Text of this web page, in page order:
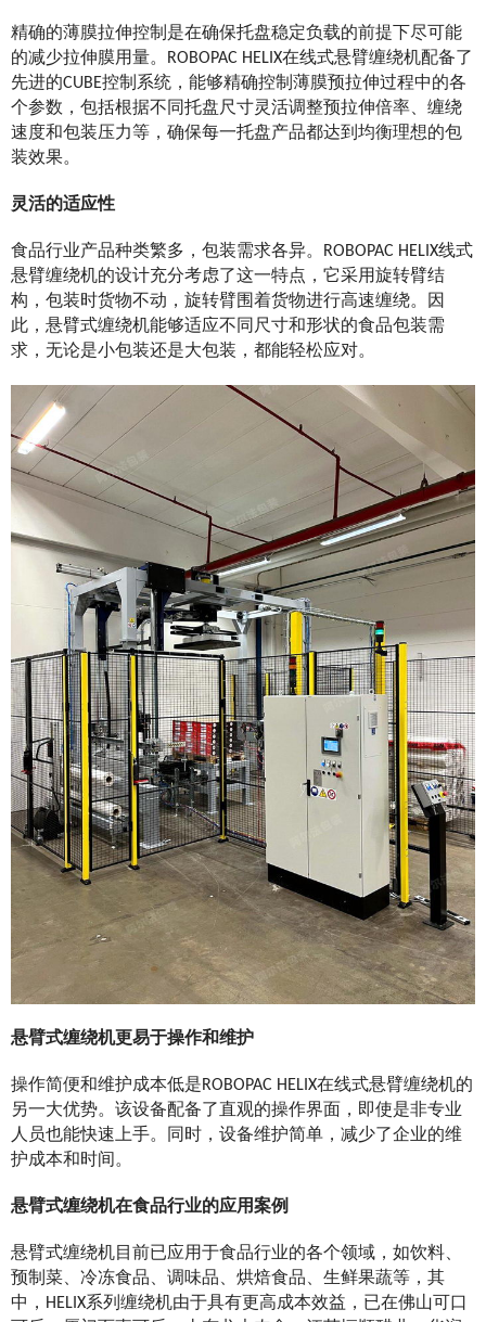
精确的薄膜拉伸控制是在确保托盘稳定负载的前提下尽可能
的减少拉伸膜用量。ROBOPAC HELIX在线式悬臂缠绕机配备了
先进的CUBE控制系统，能够精确控制薄膜预拉伸过程中的各
个参数，包括根据不同托盘尺寸灵活调整预拉伸倍率、缠绕
速度和包装压力等，确保每一托盘产品都达到均衡理想的包
装效果。
灵活的适应性
食品行业产品种类繁多，包装需求各异。ROBOPAC HELIX线式
悬臂缠绕机的设计充分考虑了这一特点，它采用旋转臂结
构，包装时货物不动，旋转臂围着货物进行高速缠绕。因
此，悬臂式缠绕机能够适应不同尺寸和形状的食品包装需
求，无论是小包装还是大包装，都能轻松应对。
悬臂式缠绕机更易于操作和维护
操作简便和维护成本低是ROBOPAC HELIX在线式悬臂缠绕机的
另一大优势。该设备配备了直观的操作界面，即使是非专业
人员也能快速上手。同时，设备维护简单，减少了企业的维
护成本和时间。
悬臂式缠绕机在食品行业的应用案例
悬臂式缠绕机目前已应用于食品行业的各个领域，如饮料、
预制菜、冷冻食品、调味品、烘焙食品、生鲜果蔬等，其
中，HELIX系列缠绕机由于具有更高成本效益，已在佛山可口